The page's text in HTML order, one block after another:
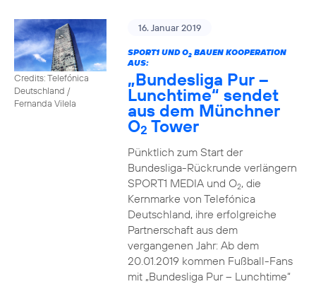
Credits: Telefónica
Deutschland /
Fernanda Vilela
16. Januar 2019
SPORT1 UND O2BAUEN KOOPERATION
AUS:
„Bundesliga Pur –
Lunchtime“ sendet
aus dem Münchner
O2 Tower
Pünktlich zum Start der
Bundesliga-Rückrunde verlängern
SPORT1 MEDIA und O2, die
Kernmarke von Telefónica
Deutschland, ihre erfolgreiche
Partnerschaft aus dem
vergangenen Jahr: Ab dem
20.01.2019 kommen Fußball-Fans
mit „Bundesliga Pur – Lunchtime“